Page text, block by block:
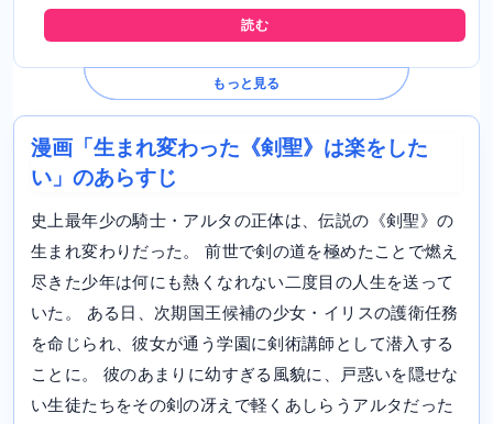
読む
もっと見る
漫画「生まれ変わった《剣聖》は楽をした
い」のあらすじ
史上最年少の騎士・アルタの正体は、伝説の《剣聖》の
生まれ変わりだった。 前世で剣の道を極めたことで燃え
尽きた少年は何にも熱くなれない二度目の人生を送って
いた。 ある日、次期国王候補の少女・イリスの護衛任務
を命じられ、彼女が通う学園に剣術講師として潜入する
ことに。 彼のあまりに幼すぎる風貌に、戸惑いを隠せな
い生徒たちをその剣の冴えで軽くあしらうアルタだった